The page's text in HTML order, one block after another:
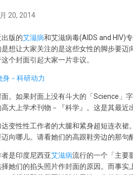
20, 2014
版的艾滋病和艾滋病毒(AIDS and HIV)
想让大家关注的是这些女性的脚步要迈
个封面引起大家一片非议。
面。如果封面上没有斗大的「Science
大上学术刊物－『科学』。这是其最近
变性性工作者的大腿和紧身超短连衣
向哪儿。请看她们的高跟鞋旁边的那句
者是印度尼西亚艾滋病流行的一个「主要
她们的掐头照片作封面的原因。而事